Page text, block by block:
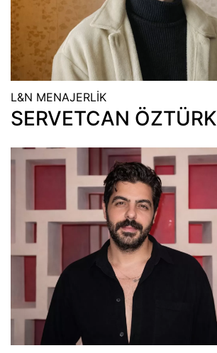
L&N MENAJERLİK
SERVETCAN ÖZTÜRK